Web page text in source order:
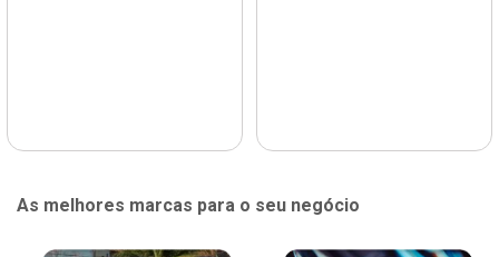
As melhores marcas para o seu negócio